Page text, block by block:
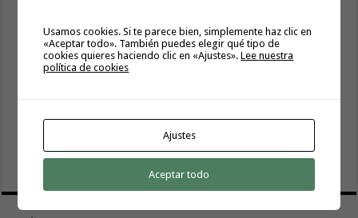
Usamos cookies. Si te parece bien, simplemente haz clic en
«Aceptar todo». También puedes elegir qué tipo de
cookies quieres haciendo clic en «Ajustes».Lee nuestra
política de cookies
Ajustes
Aceptar todo